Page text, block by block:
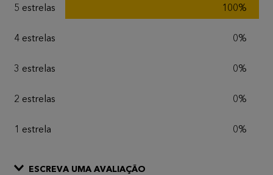
5 estrelas 100%
4 estrelas 0%
3 estrelas 0%
2 estrelas 0%
1 estrela 0%
ESCREVA UMA AVALIAÇÃO